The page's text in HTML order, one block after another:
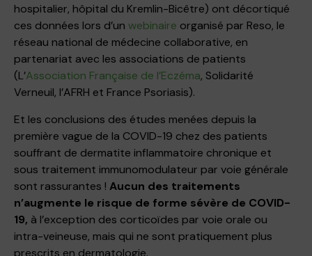
hospitalier, hôpital du Kremlin-Bicêtre) ont décortiqué
ces données lors d’un webinaire organisé par Reso, le
réseau national de médecine collaborative, en
partenariat avec les associations de patients
(L’Association Française de l’Eczéma, Solidarité
Verneuil, l’AFRH et France Psoriasis).
Et les conclusions des études menées depuis la
première vague de la COVID-19 chez des patients
souffrant de dermatite inflammatoire chronique et
sous traitement immunomodulateur par voie générale
sont rassurantes ! Aucun des traitements
n’augmente le risque de forme sévère de COVID-
19, à l’exception des corticoïdes par voie orale ou
intra-veineuse, mais qui ne sont pratiquement plus
prescrits en dermatologie.